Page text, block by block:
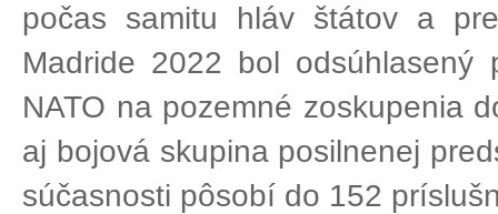
počas samitu hláv štátov a
Madride 2022 bol odsúhlasený
NATO na pozemné zoskupenia
aj bojová skupina posilnenej
súčasnosti pôsobí do 152